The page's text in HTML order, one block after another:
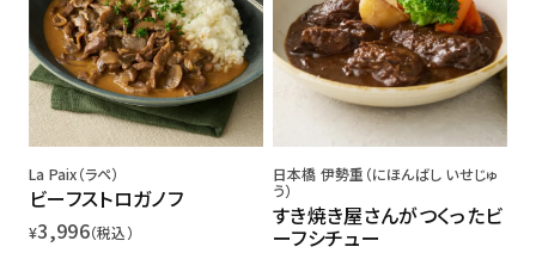
La Paix（ラペ）
ビーフストロガノフ
¥3,996（税込）
日本橋 伊勢重（にほんばし いせじゅ
う）
すき焼き屋さんがつくったビ
ーフシチュー